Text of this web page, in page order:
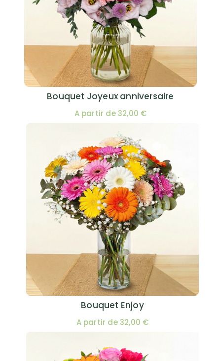
Bouquet Joyeux anniversaire
A partir de 32,00 €
Bouquet Enjoy
A partir de 32,00 €